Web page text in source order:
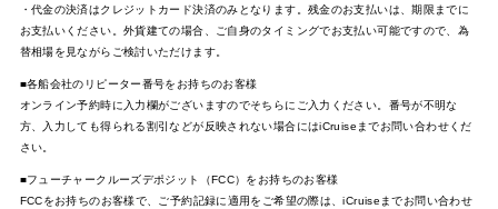
・代金の決済はクレジットカード決済のみとなります。残金のお支払いは、期限までに
お支払いください。外貨建ての場合、ご自身のタイミングでお支払い可能ですので、為
替相場を見ながらご検討いただけます。
■各船会社のリピーター番号をお持ちのお客様
オンライン予約時に入力欄がございますのでそちらにご入力ください。番号が不明な
方、入力しても得られる割引などが反映されない場合にはiCruiseまでお問い合わせくだ
さい。
■フューチャークルーズデポジット（FCC）をお持ちのお客様
FCCをお持ちのお客様で、ご予約記録に適用をご希望の際は、iCruiseまでお問い合わせ